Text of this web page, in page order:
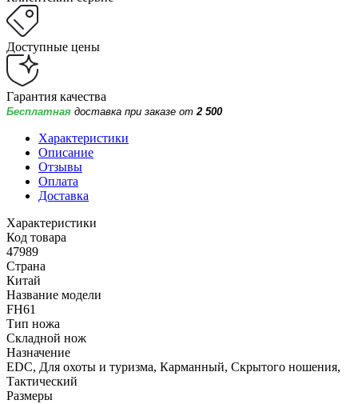
Доступные цены
Гарантия качества
Бесплатная доставка при заказе от 2 500
Характеристики
Описание
Отзывы
Оплата
Доставка
Характеристики
Код товара
47989
Страна
Китай
Название модели
FH61
Тип ножа
Складной нож
Назначение
EDC, Для охоты и туризма, Карманный, Скрытого ношения,
Тактический
Размеры